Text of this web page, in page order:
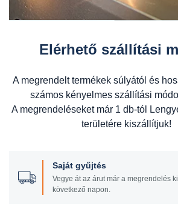
Elérhető szállítási
A megrendelt termékek súlyától és
számos kényelmes szállítási
A megrendeléseket már 1 db-tól
területére kiszállítjuk!
Saját gyűjtés
Vegye át az árut már a megrendelés
következő napon.